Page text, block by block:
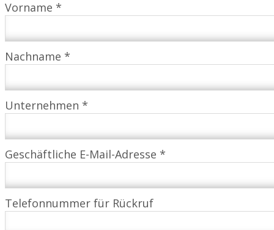
Vorname *
Nachname *
Unternehmen *
Geschäftliche E-Mail-Adresse *
Telefonnummer für Rückruf